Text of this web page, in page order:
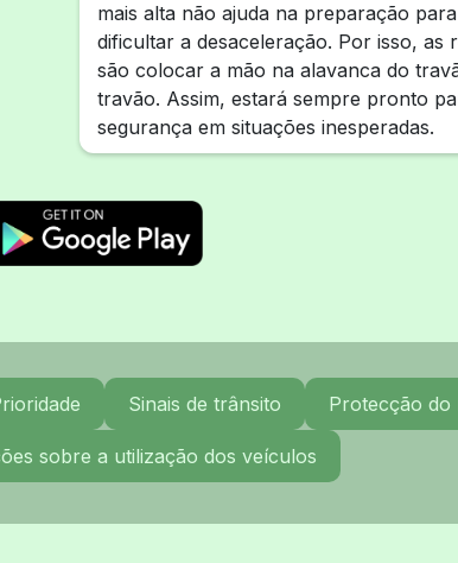
mais alta não ajuda na preparação
dificultar a desaceleração. Por isso, as
são colocar a mão na alavanca do
travão. Assim, estará sempre pronto
segurança em situações inesperadas.
Sinais de trânsito Protecção do
sobre a utilização dos veículos